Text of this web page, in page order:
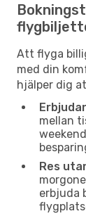
Att flyga
med din
hjälper dig
mellan
Res
erbjuda